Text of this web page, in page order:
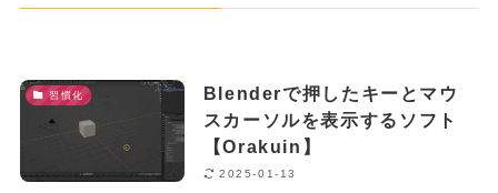
習慣化
Blenderで押したキーとマウ
スカーソルを表示するソフト
【Orakuin】
2025-01-13